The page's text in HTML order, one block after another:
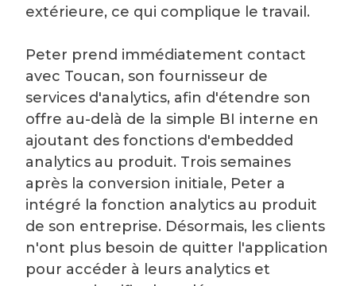
extérieure, ce qui complique le travail.
Peter prend immédiatement contact
avec Toucan, son fournisseur de
services d'analytics, afin d'étendre son
offre au-delà de la simple BI interne en
ajoutant des fonctions d'embedded
analytics au produit. Trois semaines
après la conversion initiale, Peter a
intégré la fonction analytics au produit
de son entreprise. Désormais, les clients
n'ont plus besoin de quitter l'application
pour accéder à leurs analytics et